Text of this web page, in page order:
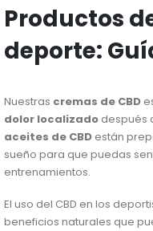
Productos
deporte:
Nuestras cremas de CBD
dolor localizado después
aceites de CBD están
sueño para que puedas
entrenamientos.
El uso del CBD en los
beneficios naturales que